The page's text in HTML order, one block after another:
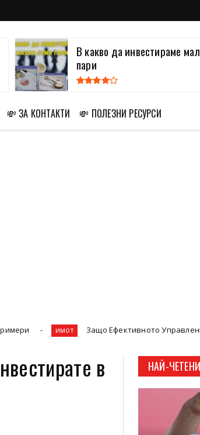
В какво да инвестираме
пари
💸 ЗА КОНТАКТИ 💸 ПОЛЕЗНИ РЕСУРСИ
Защо Ефективното Управление на Имоти е
в НАЙ-